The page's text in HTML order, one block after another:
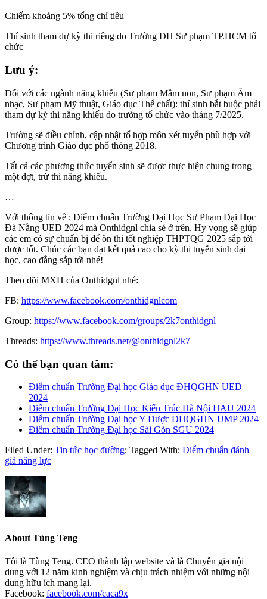
Chiếm khoảng 5% tổng chỉ tiêu
Thí sinh tham dự kỳ thi riêng do Trường ĐH Sư phạm TP.HCM tổ
chức
Lưu ý:
Đối với các ngành năng khiếu (Sư phạm Mầm non, Sư phạm Âm
nhạc, Sư phạm Mỹ thuật, Giáo dục Thể chất): thí sinh bắt buộc phải
tham dự kỳ thi năng khiếu do trường tổ chức vào tháng 7/2025.
Trường sẽ điều chỉnh, cập nhật tổ hợp môn xét tuyển phù hợp với
Chương trình Giáo dục phổ thông 2018.
Tất cả các phương thức tuyển sinh sẽ được thực hiện chung trong
một đợt, trừ thi năng khiếu.
…
Với thông tin về : Điểm chuẩn Trường Đại Học Sư Phạm Đại Học
Đà Nẵng UED 2024 mà Onthidgnl chia sẻ ở trên. Hy vọng sẽ giúp
các em có sự chuẩn bị để ôn thi tốt nghiệp THPTQG 2025 sắp tới
được tốt. Chúc các bạn đạt kết quả cao cho kỳ thi tuyển sinh đại
học, cao đẳng sắp tới nhé!
Theo dõi MXH của Onthidgnl nhé:
FB: https://www.facebook.com/onthidgnlcom
Group: https://www.facebook.com/groups/2k7onthidgnl
Threads: https://www.threads.net/@onthidgnl2k7
Có thể bạn quan tâm:
Điểm chuẩn Trường Đại học Giáo dục ĐHQGHN UED
2024
Điểm chuẩn Trường Đại Học Kiến Trúc Hà Nội HAU 2024
Điểm chuẩn Trường Đại học Y Dược ĐHQGHN UMP 2024
Điểm chuẩn Trường Đại học Sài Gòn SGU 2024
Filed Under: Tin tức học đường; Tagged With: Điểm chuẩn đánh
giá năng lực
About Tùng Teng
Tôi là Tùng Teng. CEO thành lập website và là Chuyên gia nội
dung với 12 năm kinh nghiệm và chịu trách nhiệm với những nội
dung hữu ích mang lại.
Facebook: facebook.com/caca9x